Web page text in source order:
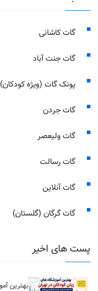
گات کاشانی
گات جنت آباد
پونک گات (ویژه کودکان)
گات جردن
گات ولیعصر
گات رسالت
گات آنلاین
گات گرگان (گلستان)
پست های اخیر